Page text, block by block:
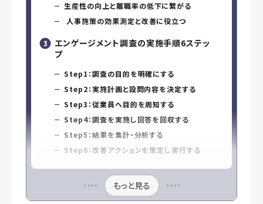
生産性の向上と離職率の低下に繋がる
人事施策の効果測定と改善に役立つ
エンゲージメント調査の実施手順6ステッ
プ
Step1：調査の目的を明確にする
Step2：実施計画と設問内容を決定する
Step3：従業員へ目的を周知する
Step4：調査を実施し回答を回収する
Step5：結果を集計・分析する
Step6：改善アクションを策定し実行する
もっと見る